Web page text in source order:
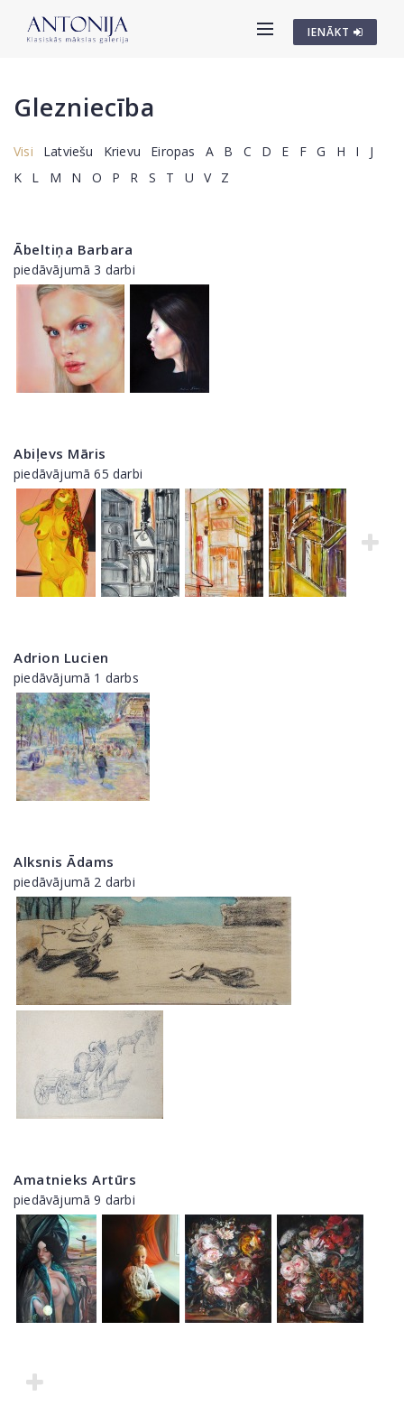
IENĀKT
Glezniecība
Visi Latviešu Krievu Eiropas A B C D E F G H I
J
K
L M N O P R S T U V Z
Ābeltiņa Barbara
piedāvājumā 3 darbi
Abiļevs Māris
piedāvājumā 65 darbi
Adrion Lucien
piedāvājumā 1 darbs
Alksnis Ādams
piedāvājumā 2 darbi
Amatnieks Artūrs
piedāvājumā 9 darbi